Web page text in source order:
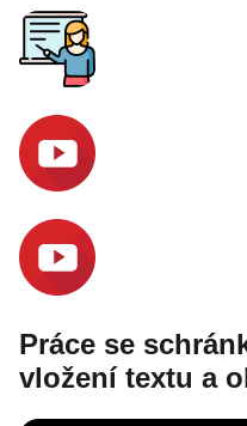
Práce se
vložení textu a